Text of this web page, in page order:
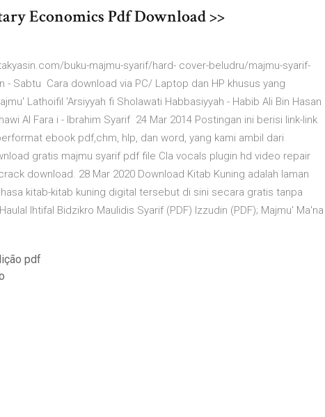
Economics Pdf Download >>
buku-majmu-syarif/hard- cover-beludru/majmu-syarif-
- Sabtu Cara download via PC/ Laptop dan HP khusus yang
Lathoifil 'Arsiyyah fi Sholawati Habbasiyyah - Habib Ali Bin Hasan
Al Fara i - Ibrahim Syarif 24 Mar 2014 Postingan ini berisi link-link
ebook pdf,chm, hlp, dan word, yang kami ambil dari
gratis majmu syarif pdf file Cla vocals plugin hd video repair
download. 28 Mar 2020 Download Kitab Kuning adalah laman
kitab-kitab kuning digital tersebut di sini secara gratis tanpa
Ihtifal Bidzikro Maulidis Syarif (PDF) Izzudin (PDF); Majmu' Ma'na
pdf